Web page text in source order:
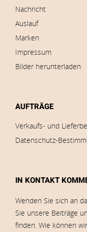
Nachricht
Auslauf
Marken
Impressum
Bilder herunterladen
AUFTRÄGE
Verkaufs- und
Datenschutz-
IN KONTAKT
Wenden Sie sich an
Sie unsere Beiträge
finden. Wie können